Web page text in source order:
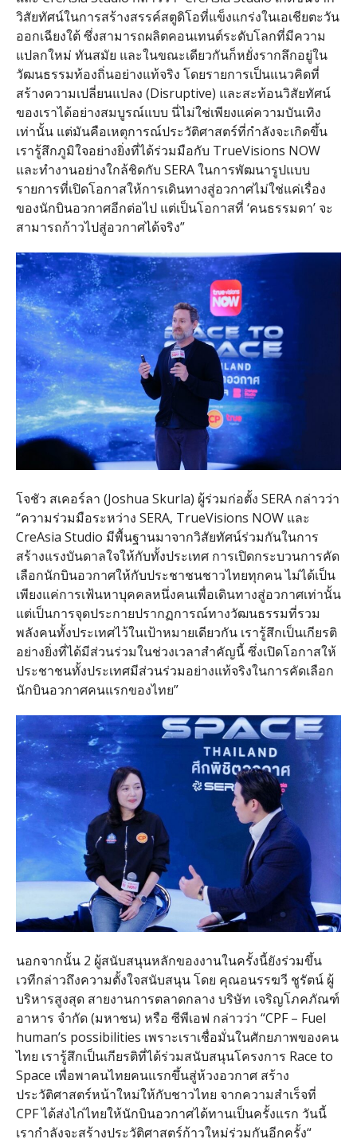
วิสัยทัศน์ในการสร้างสรรค์สตูดิโอที่แข็งแกร่งในเอเชียตะวัน
ออกเฉียงใต้ ซึ่งสามารถผลิตคอนเทนต์ระดับโลกที่มีความ
แปลกใหม่ ทันสมัย และในขณะเดียวกันก็หยั่งรากลึกอยู่ใน
วัฒนธรรมท้องถิ่นอย่างแท้จริง โดยรายการเป็นแนวคิดที่
สร้างความเปลี่ยนแปลง (Disruptive) และสะท้อนวิสัยทัศน์
ของเราได้อย่างสมบูรณ์แบบ นี่ไม่ใช่เพียงแค่ความบันเทิง
เท่านั้น แต่มันคือเหตุการณ์ประวัติศาสตร์ที่กำลังจะเกิดขึ้น
เรารู้สึกภูมิใจอย่างยิ่งที่ได้ร่วมมือกับ TrueVisions NOW
และทำงานอย่างใกล้ชิดกับ SERA ในการพัฒนารูปแบบ
รายการที่เปิดโอกาสให้การเดินทางสู่อวกาศไม่ใช่แค่เรื่อง
ของนักบินอวกาศอีกต่อไป แต่เป็นโอกาสที่ ‘คนธรรมดา’ จะ
สามารถก้าวไปสู่อวกาศได้จริง”
โจชัว สเคอร์ลา (Joshua Skurla) ผู้ร่วมก่อตั้ง SERA กล่าวว่า
“ความร่วมมือระหว่าง SERA, TrueVisions NOW และ
CreAsia Studio มีพื้นฐานมาจากวิสัยทัศน์ร่วมกันในการ
สร้างแรงบันดาลใจให้กับทั้งประเทศ การเปิดกระบวนการคัด
เลือกนักบินอวกาศให้กับประชาชนชาวไทยทุกคน ไม่ได้เป็น
เพียงแค่การเฟ้นหาบุคคลหนึ่งคนเพื่อเดินทางสู่อวกาศเท่านั้น
แต่เป็นการจุดประกายปรากฏการณ์ทางวัฒนธรรมที่รวม
พลังคนทั้งประเทศไว้ในเป้าหมายเดียวกัน เรารู้สึกเป็นเกียรติ
อย่างยิ่งที่ได้มีส่วนร่วมในช่วงเวลาสำคัญนี้ ซึ่งเปิดโอกาสให้
ประชาชนทั้งประเทศมีส่วนร่วมอย่างแท้จริงในการคัดเลือก
นักบินอวกาศคนแรกของไทย”
นอกจากนั้น 2 ผู้สนับสนุนหลักของงานในครั้งนี้ยังร่วมขึ้น
เวทีกล่าวถึงความตั้งใจสนับสนุน โดย คุณอนรรฆวี ชูรัตน์ ผู้
บริหารสูงสุด สายงานการตลาดกลาง บริษัท เจริญโภคภัณฑ์
อาหาร จำกัด (มหาชน) หรือ ซีพีเอฟ กล่าวว่า “CPF – Fuel
human’s possibilities เพราะเราเชื่อมั่นในศักยภาพของคน
ไทย เรารู้สึกเป็นเกียรติที่ได้ร่วมสนับสนุนโครงการ Race to
Space เพื่อพาคนไทยคนแรกขึ้นสู่ห้วงอวกาศ สร้าง
ประวัติศาสตร์หน้าใหม่ให้กับชาวไทย จากความสำเร็จที่
CPF ได้ส่งไก่ไทยให้นักบินอวกาศได้ทานเป็นครั้งแรก วันนี้
เรากำลังจะสร้างประวัติศาสตร์ก้าวใหม่ร่วมกันอีกครั้ง“